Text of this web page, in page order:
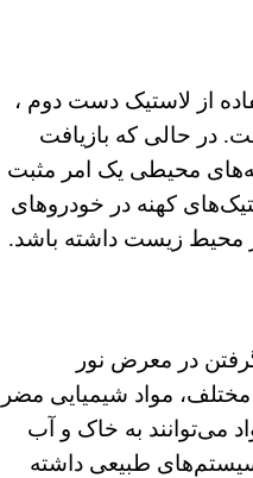
از لاستیک دست دوم ،
در حالی که بازیافت
محیطی یک امر مثبت
کهنه در خودروهای
محیط زیست داشته باشد.
در معرض نور
مواد شیمیایی مضر
می‌توانند به خاک و آب
طبیعی داشته